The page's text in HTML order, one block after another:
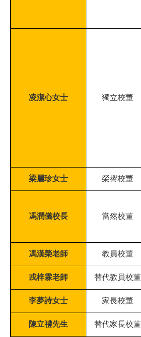
凌潔心女士 獨立校董
梁麗珍女士 榮譽校董
馮潤儀校長 當然校董
馮漢榮老師 教員校董
戎梓霖老師 替代教員校董
李夢詩女士 家長校董
陳立禮先生 替代家長校董